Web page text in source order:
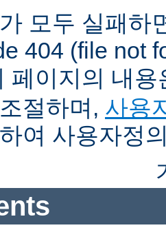
모두 실패하
404 (file not
페이지의 내
절하며, 사용
여 사용자정